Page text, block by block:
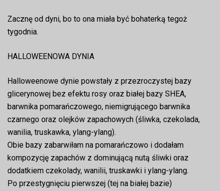
Zacznę od dyni, bo to ona miała być bohaterką tegoż
tygodnia.
HALLOWEENOWA DYNIA
Halloweenowe dynie powstały z przezroczystej bazy
glicerynowej bez efektu rosy oraz białej bazy SHEA,
barwnika pomarańczowego, niemigrującego barwnika
czarnego oraz olejków zapachowych (śliwka, czekolada,
wanilia, truskawka, ylang-ylang).
Obie bazy zabarwiłam na pomarańczowo i dodałam
kompozycję zapachów z dominującą nutą śliwki oraz
dodatkiem czekolady, wanilii, truskawki i ylang-ylang.
Po przestygnięciu pierwszej (tej na białej bazie)